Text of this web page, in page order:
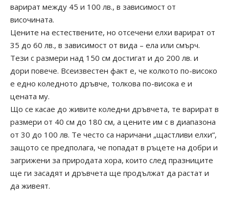
варират между 45 и 100 лв., в зависимост от
височината.
Цените на естествените, но отсечени елхи варират от
35 до 60 лв., в зависимост от вида – ела или смърч.
Тези с размери над 150 см достигат и до 200 лв. и
дори повече. Всеизвестен факт е, че колкото по-високо
е едно коледното дръвче, толкова по-висока е и
цената му.
Що се касае до живите коледни дръвчета, те варират в
размери от 40 см до 180 см, а цените им с в диапазона
от 30 до 100 лв. Те често са наричани „щастливи елхи“,
защото се предполага, че попадат в ръцете на добри и
загрижени за природата хора, които след празниците
ще ги засадят и дръвчета ще продължат да растат и
да живеят.